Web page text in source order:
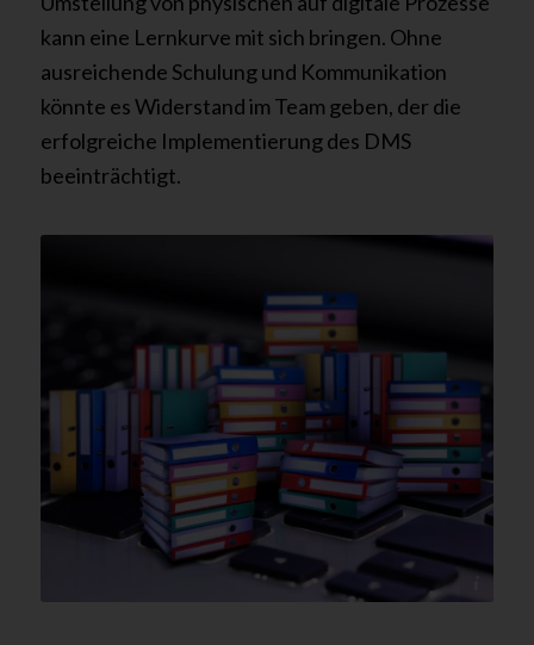
kann eine Lernkurve mit sich bringen. Ohne
ausreichende Schulung und Kommunikation
könnte es Widerstand im Team geben, der die
erfolgreiche Implementierung des DMS
beeinträchtigt.
@ canva - tectonika